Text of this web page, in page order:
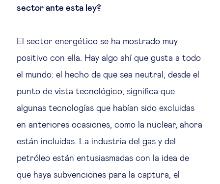
sector ante esta ley?
El sector energético se ha mostrado muy
positivo con ella. Hay algo ahí que gusta a todo
el mundo: el hecho de que sea neutral, desde el
punto de vista tecnológico, significa que
algunas tecnologías que habían sido excluidas
en anteriores ocasiones, como la nuclear, ahora
están incluidas. La industria del gas y del
petróleo están entusiasmadas con la idea de
que haya subvenciones para la captura, el